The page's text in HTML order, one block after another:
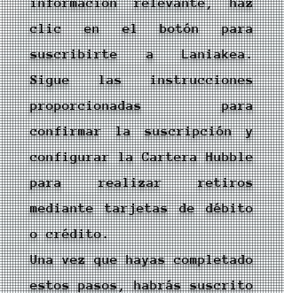
clic en el botón para
suscribirte a Laniakea.
Sigue las instrucciones
proporcionadas para
confirmar la suscripción y
configurar la Cartera Hubble
para realizar retiros
mediante tarjetas de débito
o crédito.
Una vez que hayas completado
estos pasos, habrás suscrito